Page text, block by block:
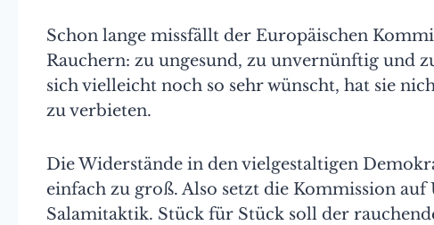
Schon lange missfällt der Europäischen
Rauchern: zu ungesund, zu unvernünftig und
sich vielleicht noch so sehr wünscht, hat sie
zu verbieten.
Die Widerstände in den vielgestaltigen
einfach zu groß. Also setzt die Kommission
Salamitaktik. Stück für Stück soll der